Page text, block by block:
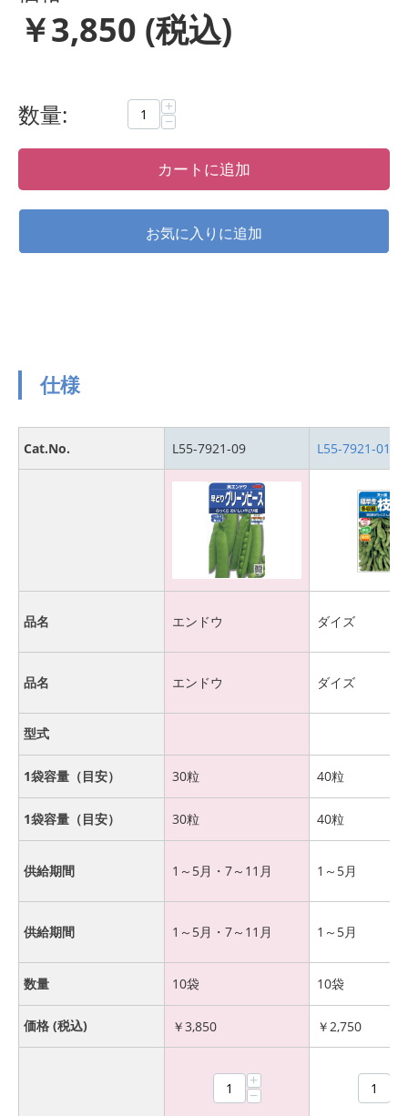
￥3,850 (税込)
数量: +
−
カートに追加
仕様
Cat.No. L55-7921-09 L55-7921-01
品名 エンドウ ダイズ
品名 エンドウ ダイズ
型式
1袋容量（目安） 30粒 40粒
1袋容量（目安） 30粒 40粒
供給期間 1～5月・7～11月 1～5月
供給期間 1～5月・7～11月 1～5月
数量 10袋 10袋
価格 (税込) ￥3,850 ￥2,750
+
−